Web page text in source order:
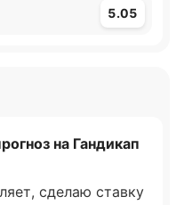
5.05
на Гандикап
сделаю ставку